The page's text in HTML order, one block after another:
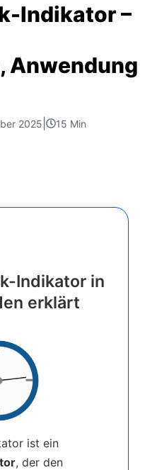
Indikator –
Anwendung
2025 15 Min
Indikator in
erklärt
ist ein
, der den